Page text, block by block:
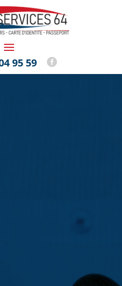
95 59 